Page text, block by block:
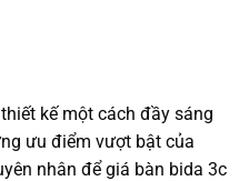
kế một cách đầy sáng
ưu điểm vượt bật của
nhân để giá bàn bida 3c